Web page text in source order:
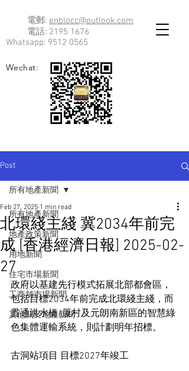
電郵: enblocc@outlook.com
電話: 2195 1676
Whatsapp: 9512 0565
Wechat:
Post
所有地產新聞
地產政策新聞
用地新聞
住宅市場新聞
工商舖市場新聞
其他關於地產新聞
所有地產新聞
北環綫主綫 冀2034年前完
成 [香港經濟日報] 2025-02-
27
Feb 27, 2025 1 min read
政府以基建先行模式拓展北部都會區，
包括目標2034年前完成北環綫主綫，而
貫通洪水橋/厦村及元朗南新區的智慧綠
色集體運輸系統，則計劃明年招標。
古洞站項目 目標2027年竣工